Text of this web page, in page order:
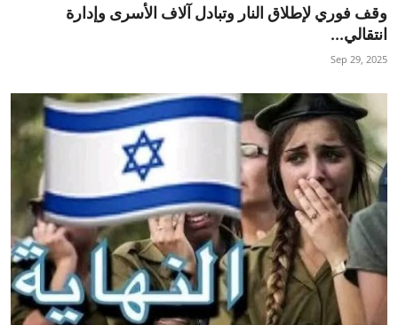
وقف فوري لإطلاق النار وتبادل آلاف الأسرى وإدارة
انتقالي...
Sep 29, 2025